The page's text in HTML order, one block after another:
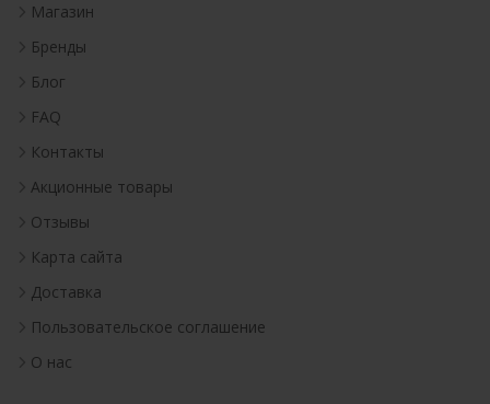
Магазин
Бренды
Блог
FAQ
Контакты
Акционные товары
Отзывы
Карта сайта
Доставка
Пользовательское соглашение
О нас